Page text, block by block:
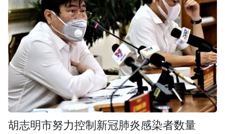
胡志明市努力控制新冠肺炎感染者数量